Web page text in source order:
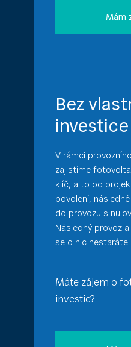
Mám
Bez
investice
V rámci
zajistíme
klíč, a to od
povolení,
do provozu s
Následný provoz
se o nic nestaráte.
Máte zájem o
investic?